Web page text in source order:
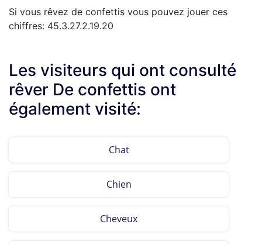
Si vous rêvez de confettis vous pouvez jouer ces
chiffres: 45.3.27.2.19.20
Les visiteurs qui ont consulté
rêver De confettis ont
également visité:
Chat
Chien
Cheveux